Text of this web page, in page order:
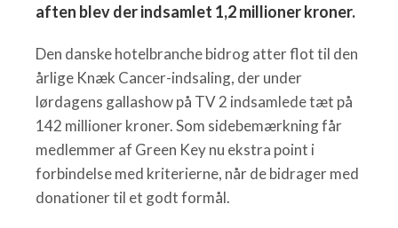
aften blev der indsamlet 1,2 millioner kroner.
Den danske hotelbranche bidrog atter flot til den
årlige Knæk Cancer-indsaling, der under
lørdagens gallashow på TV 2 indsamlede tæt på
142 millioner kroner. Som sidebemærkning får
medlemmer af Green Key nu ekstra point i
forbindelse med kriterierne, når de bidrager med
donationer til et godt formål.